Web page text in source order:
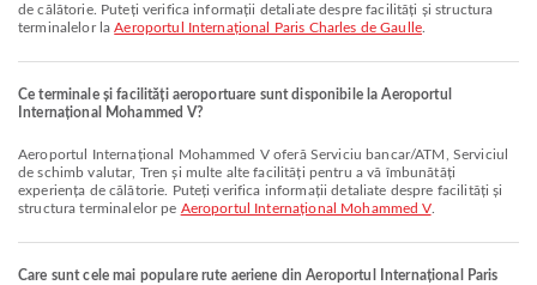
de călătorie. Puteți verifica informații detaliate despre facilități și structura
terminalelor laAeroportul Internațional Paris Charles de Gaulle.
Ce terminale și facilități aeroportuare sunt disponibile la Aeroportul
Internațional Mohammed V?
Aeroportul Internațional Mohammed V oferă Serviciu bancar/ATM, Serviciul
de schimb valutar, Tren și multe alte facilități pentru a vă îmbunătăți
experiența de călătorie. Puteți verifica informații detaliate despre facilități și
structura terminalelor pe Aeroportul Internațional Mohammed V.
Care sunt cele mai populare rute aeriene din Aeroportul Internațional Paris